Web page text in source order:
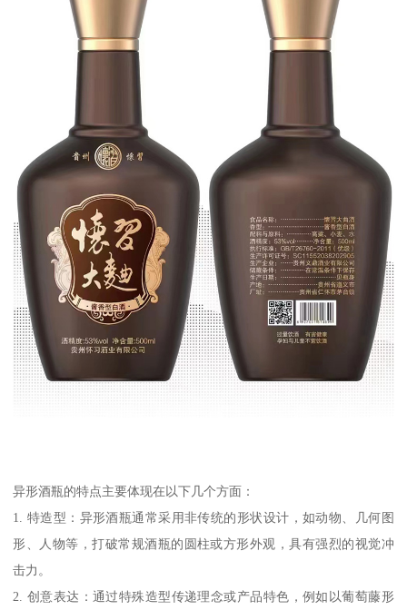
异形酒瓶的特点主要体现在以下几个方面：
1. 特造型：异形酒瓶通常采用非传统的形状设计，如动物、几何图
形、人物等，打破常规酒瓶的圆柱或方形外观，具有强烈的视觉冲
击力。
2. 创意表达：通过特殊造型传递理念或产品特色，例如以葡萄藤形